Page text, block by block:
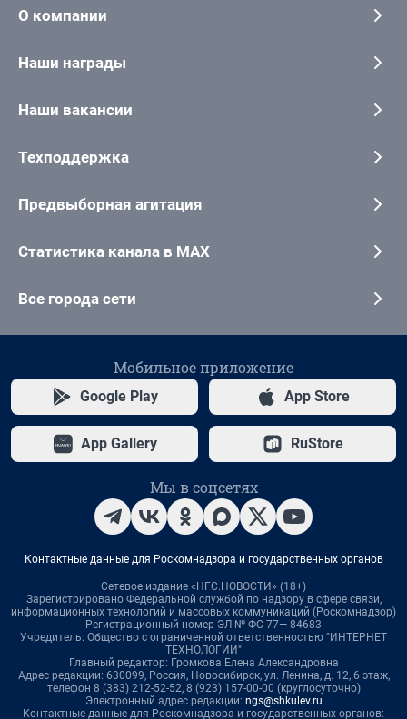
О компании
Наши награды
Наши вакансии
Техподдержка
Предвыборная агитация
Статистика канала в MAX
Все города сети
Мобильное приложение
Google Play App Store
App Gallery RuStore
Мы в соцсетях
Контактные данные для Роскомнадзора и государственных органов
Сетевое издание «НГС.НОВОСТИ» (18+)
Зарегистрировано Федеральной службой по надзору в сфере связи,
информационных технологий и массовых коммуникаций (Роскомнадзор)
Регистрационный номер ЭЛ № ФС 77— 84683
Учредитель: Общество с ограниченной ответственностью "ИНТЕРНЕТ
ТЕХНОЛОГИИ"
Главный редактор: Громкова Елена Александровна
Адрес редакции: 630099, Россия, Новосибирск, ул. Ленина, д. 12, 6 этаж,
телефон 8 (383) 212-52-52, 8 (923) 157-00-00 (круглосуточно)
Электронный адрес редакции: ngs@shkulev.ru
Контактные данные для Роскомнадзора и государственных органов: